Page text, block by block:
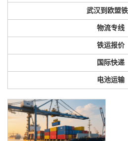
武汉到欧盟
物流专线
铁运报价
国际快递
电池运输